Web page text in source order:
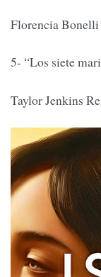
Florencia Bonelli
5- “Los siete
Taylor Jenkins